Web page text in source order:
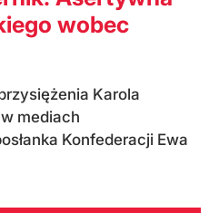
wobec
Karola
mediach
Konfederacji Ewa